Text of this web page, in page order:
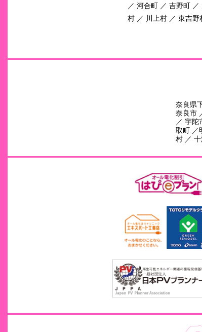
／ 河合町 ／ 吉野町
村 ／ 川上村 ／ 東吉野
奈良県
奈良市
／ 宇
取町 ／
村 ／